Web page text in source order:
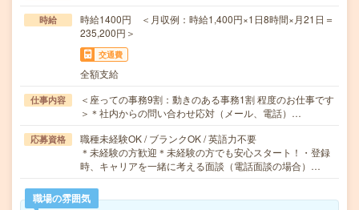
時給
時給1400円 ＜月収例：時給1,400円×1日8時間×月21日＝
235,200円＞
交通費
全額支給
仕事内容
＜座っての事務9割：動きのある事務1割 程度のお仕事です
＞＊社内からの問い合わせ応対（メール、電話）…
応募資格
職種未経験OK / ブランクOK / 英語力不要
＊未経験の方歓迎＊未経験の方でも安心スタート！・登録
時、キャリアを一緒に考える面談（電話面談の場合）…
職場の雰囲気